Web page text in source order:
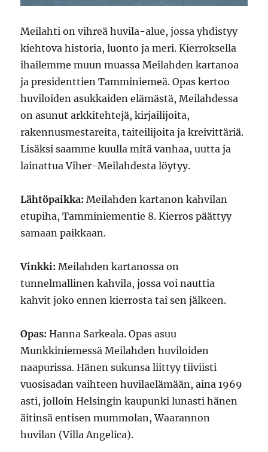
Meilahti on vihreä huvila-alue, jossa yhdistyy
kiehtova historia, luonto ja meri. Kierroksella
ihailemme muun muassa Meilahden kartanoa
ja presidenttien Tamminiemeä. Opas kertoo
huviloiden asukkaiden elämästä, Meilahdessa
on asunut arkkitehtejä, kirjailijoita,
rakennusmestareita, taiteilijoita ja kreivittäriä.
Lisäksi saamme kuulla mitä vanhaa, uutta ja
lainattua Viher-Meilahdesta löytyy.
Lähtöpaikka: Meilahden kartanon kahvilan
etupiha, Tamminiementie 8. Kierros päättyy
samaan paikkaan.
Vinkki: Meilahden kartanossa on
tunnelmallinen kahvila, jossa voi nauttia
kahvit joko ennen kierrosta tai sen jälkeen.
Opas: Hanna Sarkeala. Opas asuu
Munkkiniemessä Meilahden huviloiden
naapurissa. Hänen sukunsa liittyy tiiviisti
vuosisadan vaihteen huvilaelämään, aina 1969
asti, jolloin Helsingin kaupunki lunasti hänen
äitinsä entisen mummolan, Waarannon
huvilan (Villa Angelica).